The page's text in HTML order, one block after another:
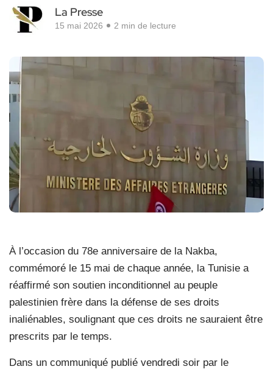
La Presse
15 mai 2026 2 min de lecture
À l’occasion du 78e anniversaire de la Nakba,
commémoré le 15 mai de chaque année, la Tunisie a
réaffirmé son soutien inconditionnel au peuple
palestinien frère dans la défense de ses droits
inaliénables, soulignant que ces droits ne sauraient être
prescrits par le temps.
Dans un communiqué publié vendredi soir par le